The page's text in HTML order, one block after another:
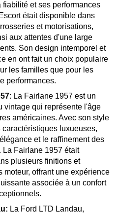
fiabilité et ses performances
était disponible dans
et motorisations,
aux attentes d'une large
Son design intemporel et
en ont fait un choix populaire
les familles que pour les
performances.
: La Fairlane 1957 est un
vintage qui représente l'âge
américaines. Avec son style
caractéristiques luxueuses,
et le raffinement des
La Fairlane 1957 était
plusieurs finitions et
moteur, offrant une expérience
associée à un confort
La Ford LTD Landau,